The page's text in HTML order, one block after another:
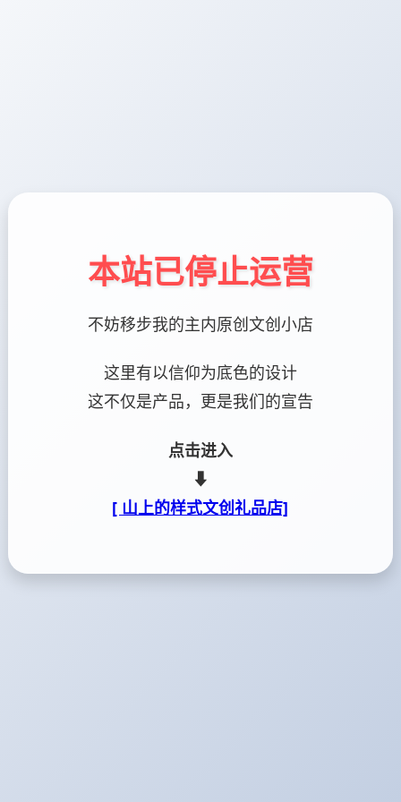
本站已停止运营
不妨移步我的主内原创文创小店
这里有以信仰为底色的设计
这不仅是产品，更是我们的宣告
点击进入
⬇
[ 山上的样式文创礼品店]